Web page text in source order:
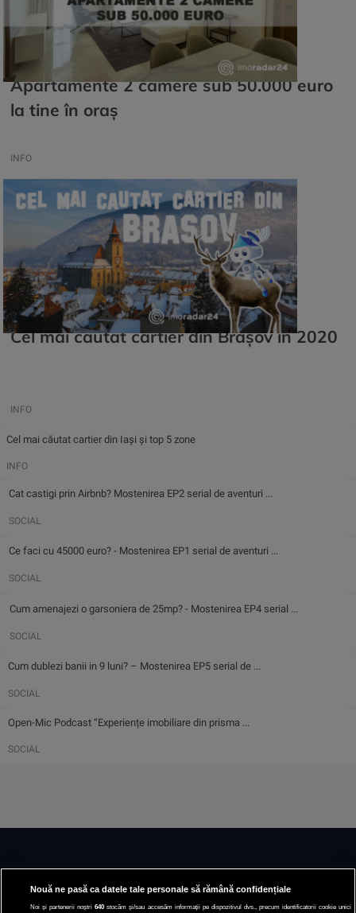
Apartamente 2 camere sub 50.000 euro
la tine în oraș
INFO
Cel mai căutat cartier din Brașov în 2020
INFO
Cel mai căutat cartier din Iași și top 5 zone
INFO
Cat castigi prin Airbnb? Mostenirea EP2 serial de aventuri ...
SOCIAL
Ce faci cu 45000 euro? - Mostenirea EP1 serial de aventuri ...
SOCIAL
Cum amenajezi o garsoniera de 25mp? - Mostenirea EP4 serial ...
SOCIAL
Cum dublezi banii in 9 luni? – Mostenirea EP5 serial de ...
SOCIAL
Open-Mic Podcast “Experiențe imobiliare din prisma ...
SOCIAL
Nouă ne pasă ca datele tale personale să rămână confidențiale
Noi și partenerii noștri640 stocăm și/sau accesăm informații pe dispozitivul dvs., precum identificatorii cookie unici